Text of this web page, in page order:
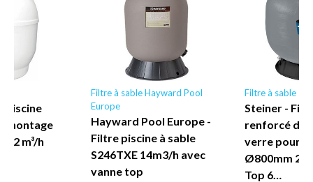
piscine
montage
32 m³/h
Filtre à sable Hayward Pool
Europe
Hayward Pool Europe -
Filtre piscine à sable
S246TXE 14m3/h avec
vanne top
Filtre à sable
Steiner -
renforcé de
verre pour
Ø800mm
Top 6…